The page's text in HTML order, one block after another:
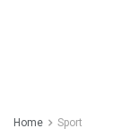
Home Sport